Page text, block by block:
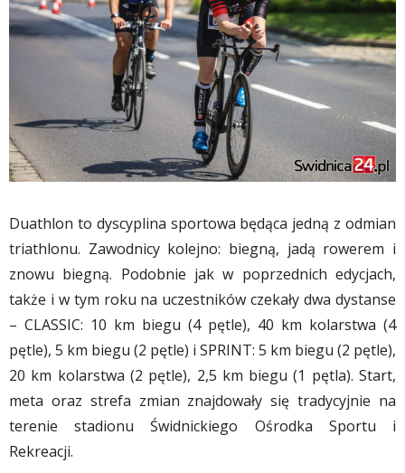
Duathlon to dyscyplina sportowa będąca jedną z odmian
triathlonu. Zawodnicy kolejno: biegną, jadą rowerem i
znowu biegną. Podobnie jak w poprzednich edycjach,
także i w tym roku na uczestników czekały dwa dystanse
– CLASSIC: 10 km biegu (4 pętle), 40 km kolarstwa (4
pętle), 5 km biegu (2 pętle) i SPRINT: 5 km biegu (2 pętle),
20 km kolarstwa (2 pętle), 2,5 km biegu (1 pętla). Start,
meta oraz strefa zmian znajdowały się tradycyjnie na
terenie stadionu Świdnickiego Ośrodka Sportu i
Rekreacji.